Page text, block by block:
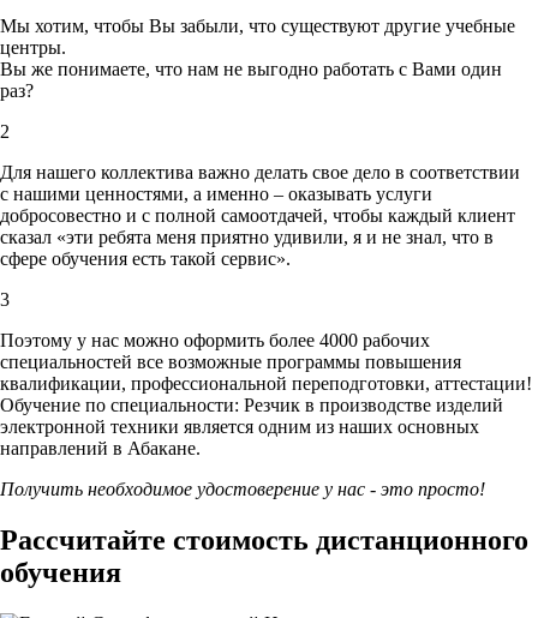
Мы хотим, чтобы Вы забыли, что существуют другие учебные
центры.
Вы же понимаете, что нам не выгодно работать с Вами один
раз?
2
Для нашего коллектива важно делать свое дело в соответствии
с нашими ценностями, а именно – оказывать услуги
добросовестно и с полной самоотдачей, чтобы каждый клиент
сказал «эти ребята меня приятно удивили, я и не знал, что в
сфере обучения есть такой сервис».
3
Поэтому у нас можно оформить более 4000 рабочих
специальностей все возможные программы повышения
квалификации, профессиональной переподготовки, аттестации!
Обучение по специальности: Резчик в производстве изделий
электронной техники является одним из наших основных
направлений в Абакане.
Получить необходимое удостоверение у нас - это просто!
Рассчитайте стоимость дистанционного
обучения